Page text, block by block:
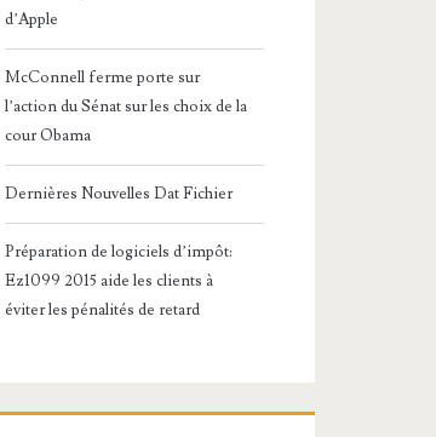
d’Apple
McConnell ferme porte sur
l’action du Sénat sur les choix de la
cour Obama
Dernières Nouvelles Dat Fichier
Préparation de logiciels d’impôt:
Ez1099 2015 aide les clients à
éviter les pénalités de retard